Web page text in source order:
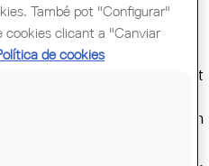
de la Demarcació de
presentats en aquest
distingir les obres més
en el bienni 2023-2024 en
(comarques de l'Alt
la Conca de Barberà,
També pot "Configurar"
cookies clicant a "Canviar
de cookies